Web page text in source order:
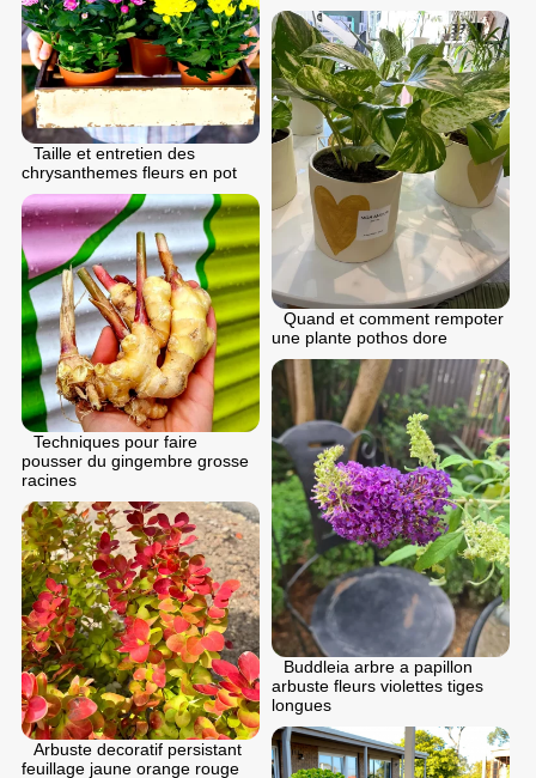
Taille et entretien des
chrysanthemes fleurs en pot
Quand et comment rempoter
une plante pothos dore
Techniques pour faire
pousser du gingembre grosse
racines
Buddleia arbre a papillon
arbuste fleurs violettes tiges
longues
Arbuste decoratif persistant
feuillage jaune orange rouge